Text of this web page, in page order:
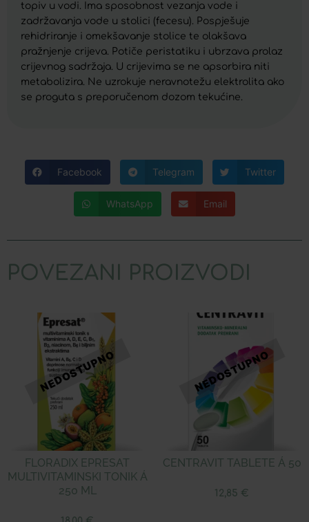
topiv u vodi. Ima sposobnost vezanja vode i
zadržavanja vode u stolici (fecesu). Pospješuje
rehidriranje i omekšavanje stolice te olakšava
pražnjenje crijeva. Potiče peristatiku i ubrzava prolaz
crijevnog sadržaja. U crijevima se ne apsorbira niti
metabolizira. Ne uzrokuje neravnotežu elektrolita ako
se proguta s preporučenom dozom tekućine.
Facebook Telegram Twitter
WhatsApp Email
POVEZANI PROIZVODI
FLORADIX EPRESAT
MULTIVITAMINSKI TONIK Á
250 ML
CENTRAVIT TABLETE Á 50
12,85 €